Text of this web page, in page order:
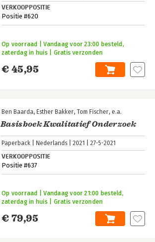
VERKOOPPOSITIE
Positie #620
€ 45,95
Op voorraad | Vandaag voor 23:00 besteld,
zaterdag in huis | Gratis verzonden
Ben Baarda Esther Bakker Tom Fischer e.a.
Basisboek Kwalitatief Onderzoek
Paperback Nederlands 2021 27-5-2021
VERKOOPPOSITIE
Positie #637
€ 79,95
Op voorraad | Vandaag voor 21:00 besteld,
zaterdag in huis | Gratis verzonden